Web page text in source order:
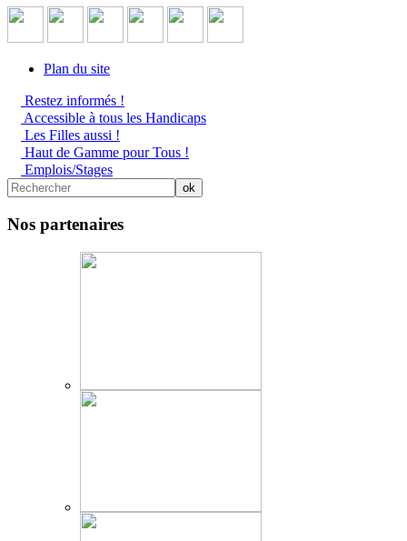
Plan du site
Restez informés !
Accessible à tous les Handicaps
Les Filles aussi !
Haut de Gamme pour Tous !
Emplois/Stages
Nos partenaires